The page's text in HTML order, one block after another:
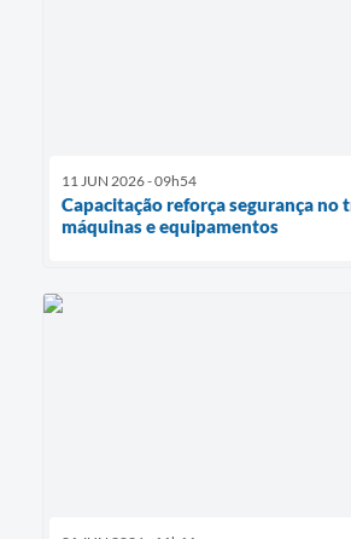
11 JUN 2026 - 09h54
Capacitação reforça segurança no
máquinas e equipamentos